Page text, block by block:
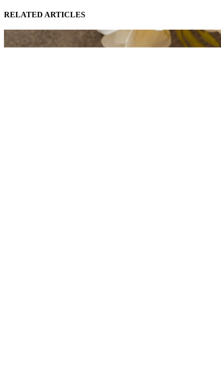
RELATED ARTICLES